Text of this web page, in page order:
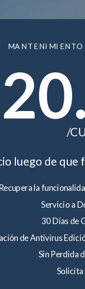
/
luego de
Recupera la
Servicio a
30 Días de
de Antivirus
Sin Perdida
Solicita